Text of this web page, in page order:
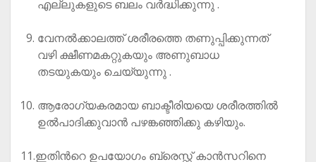
എല്ലുകളുടെ ബലം വര്‍ദ്ധിക്കുന്നു .
വേനല്‍ക്കാലത്ത് ശരീരത്തെ തണുപ്പിക്കുന്നത്
വഴി ക്ഷീണമകറ്റുകയും അണുബാധ
തടയുകയും ചെയ്യുന്നു .
ആരോഗ്യകരമായ ബാക്ടീരിയയെ ശരീരത്തില്‍
ഉല്‍പാദിക്കുവാന്‍ പഴങ്കഞ്ഞിക്കു കഴിയും.
11.ഇതിൻറെ ഉപയോഗം ബ്രെസ്റ്റ് കാന്‍സറിനെ